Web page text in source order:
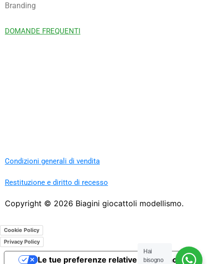
Branding
DOMANDE FREQUENTI
Condizioni generali di vendita
Restituzione e diritto di recesso
Copyright © 2026 Biagini giocattoli modellismo.
Cookie Policy
Privacy Policy
Hai
bisogno
Le tue preferenze relative alla privacy